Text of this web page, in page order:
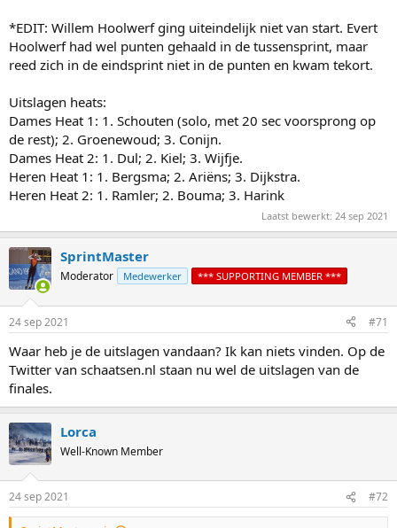
*EDIT: Willem Hoolwerf ging uiteindelijk niet van start. Evert
Hoolwerf had wel punten gehaald in de tussensprint, maar
reed zich in de eindsprint niet in de punten en kwam tekort.
Uitslagen heats:
Dames Heat 1: 1. Schouten (solo, met 20 sec voorsprong op
de rest); 2. Groenewoud; 3. Conijn.
Dames Heat 2: 1. Dul; 2. Kiel; 3. Wijfje.
Heren Heat 1: 1. Bergsma; 2. Ariëns; 3. Dijkstra.
Heren Heat 2: 1. Ramler; 2. Bouma; 3. Harink
Laatst bewerkt: 24 sep 2021
SprintMaster
Moderator Medewerker *** SUPPORTING MEMBER ***
24 sep 2021 #71
Waar heb je de uitslagen vandaan? Ik kan niets vinden. Op de
Twitter van schaatsen.nl staan nu wel de uitslagen van de
finales.
Lorca
Well-Known Member
24 sep 2021 #72